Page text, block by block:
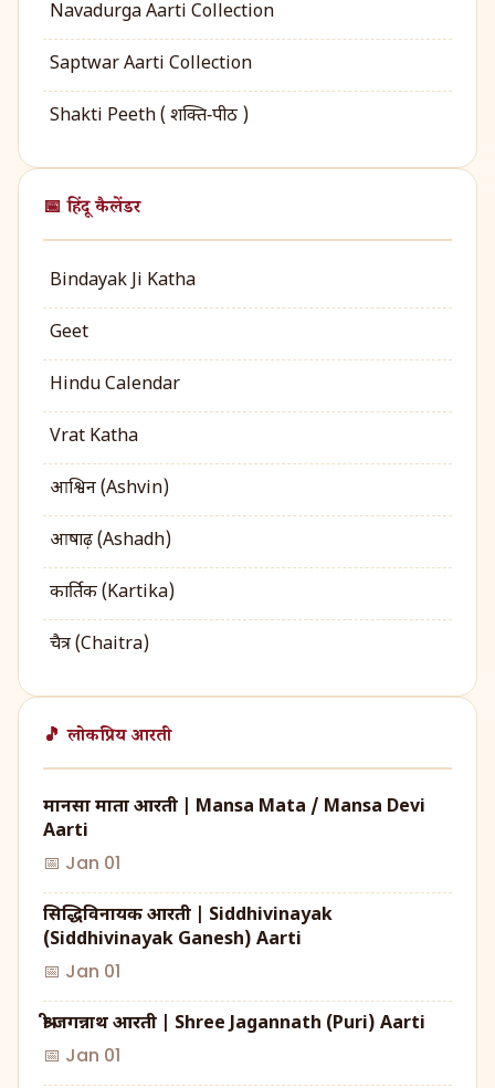
Navadurga Aarti Collection
Saptwar Aarti Collection
Shakti Peeth ( शक्ति‑पीठ )
📅 हिंदू कैलेंडर
Bindayak Ji Katha
Geet
Hindu Calendar
Vrat Katha
आश्विन (Ashvin)
आषाढ़ (Ashadh)
कार्तिक (Kartika)
चैत्र (Chaitra)
🎵 लोकप्रिय आरती
मानसा माता आरती | Mansa Mata / Mansa Devi
Aarti
📅 Jan 01
सिद्धिविनायक आरती | Siddhivinayak
(Siddhivinayak Ganesh) Aarti
📅 Jan 01
श्री जगन्नाथ आरती | Shree Jagannath (Puri) Aarti
📅 Jan 01